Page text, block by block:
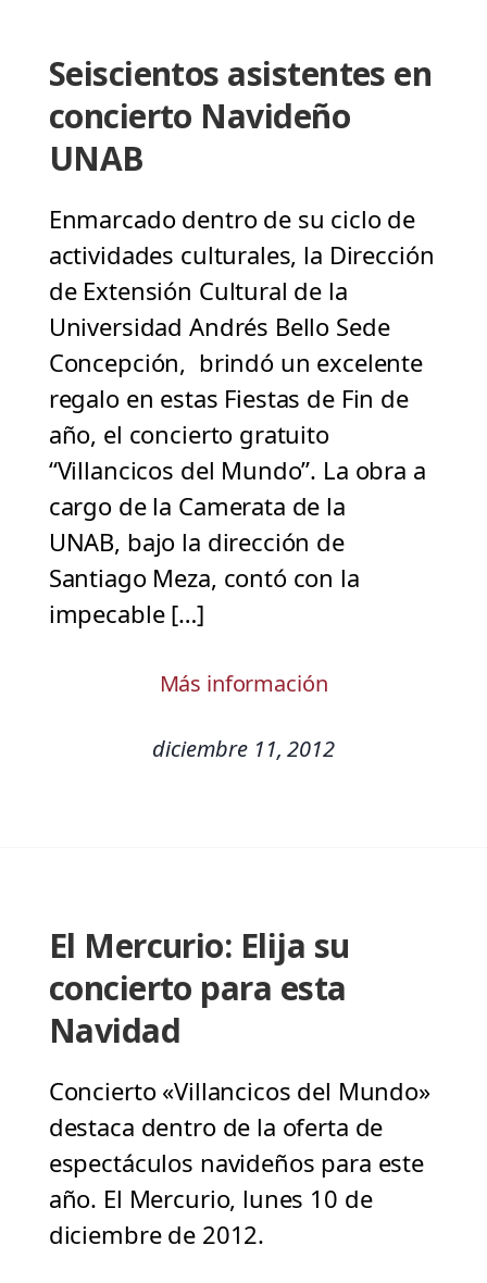
Seiscientos asistentes en
concierto Navideño
UNAB
Enmarcado dentro de su ciclo de
actividades culturales, la Dirección
de Extensión Cultural de la
Universidad Andrés Bello Sede
Concepción, brindó un excelente
regalo en estas Fiestas de Fin de
año, el concierto gratuito
“Villancicos del Mundo”. La obra a
cargo de la Camerata de la
UNAB, bajo la dirección de
Santiago Meza, contó con la
impecable […]
Más información
diciembre 11, 2012
El Mercurio: Elija su
concierto para esta
Navidad
Concierto «Villancicos del Mundo»
destaca dentro de la oferta de
espectáculos navideños para este
año. El Mercurio, lunes 10 de
diciembre de 2012.